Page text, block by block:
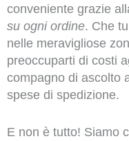
conveniente grazie
su ogni ordine. Che
nelle meravigliose
preoccuparti di costi
compagno di ascolto
spese di spedizione.
E non è tutto! Siamo